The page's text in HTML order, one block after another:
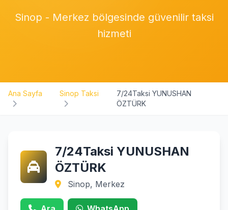
Sinop - Merkez bölgesinde güvenilir taksi
hizmeti
Ana Sayfa Sinop Taksi
7/24Taksi YUNUSHAN
ÖZTÜRK
7/24Taksi YUNUSHAN
ÖZTÜRK
Sinop, Merkez